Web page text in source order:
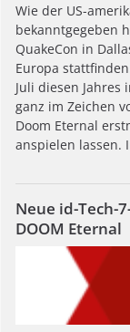
Wie der US-
bekanntgegeben
QuakeCon in
Europa
Juli diesen Jahres
ganz im Zeichen
Doom Eternal
anspielen lassen.
Neue id-Tech-
DOOM Eternal